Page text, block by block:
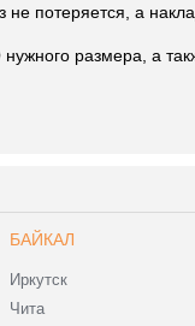
потеряется, а
размера, а
БАЙКАЛ
Иркутск
Чита